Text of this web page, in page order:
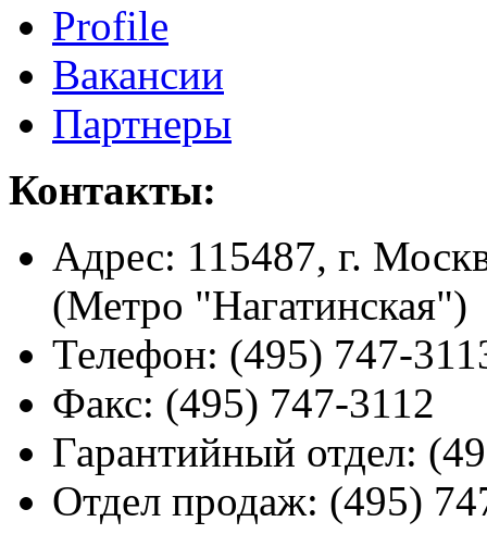
Profile
Вакансии
Партнеры
Контакты:
Адрес: 115487, г.
(Метро "Нагатинская")
Телефон: (495) 747-
Факс: (495) 747-3112
Гарантийный отдел:
Отдел продаж: (495)